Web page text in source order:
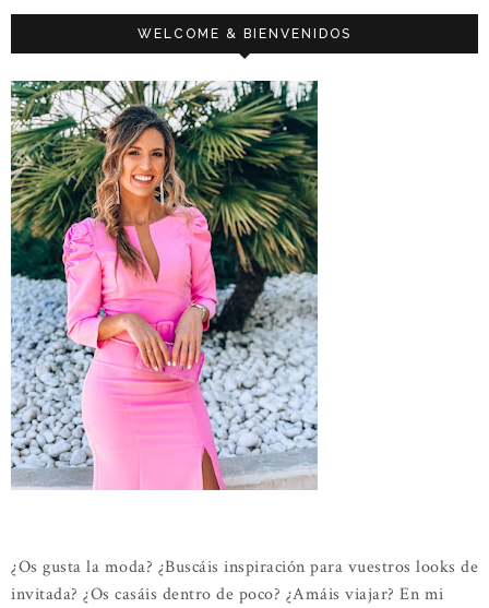
WELCOME & BIENVENIDOS
¿Os gusta la moda? ¿Buscáis inspiración para vuestros looks de
invitada? ¿Os casáis dentro de poco? ¿Amáis viajar? En mi